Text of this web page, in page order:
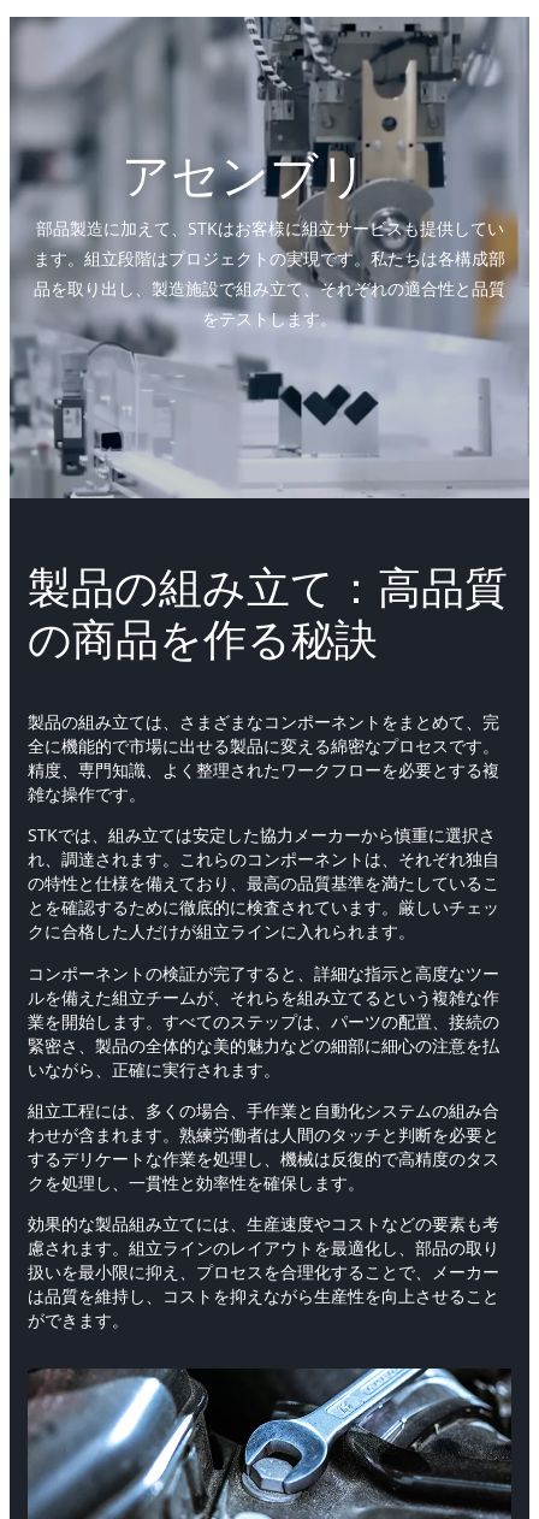
アセンブリ
部品製造に加えて、STKはお客様に組立サービスも提供してい
ます。組立段階はプロジェクトの実現です。私たちは各構成部
品を取り出し、製造施設で組み立て、それぞれの適合性と品質
をテストします。
製品の組み立て：高品質
の商品を作る秘訣
製品の組み立ては、さまざまなコンポーネントをまとめて、完
全に機能的で市場に出せる製品に変える綿密なプロセスです。
精度、専門知識、よく整理されたワークフローを必要とする複
雑な操作です。
STKでは、組み立ては安定した協力メーカーから慎重に選択さ
れ、調達されます。これらのコンポーネントは、それぞれ独自
の特性と仕様を備えており、最高の品質基準を満たしているこ
とを確認するために徹底的に検査されています。厳しいチェッ
クに合格した人だけが組立ラインに入れられます。
コンポーネントの検証が完了すると、詳細な指示と高度なツー
ルを備えた組立チームが、それらを組み立てるという複雑な作
業を開始します。すべてのステップは、パーツの配置、接続の
緊密さ、製品の全体的な美的魅力などの細部に細心の注意を払
いながら、正確に実行されます。
組立工程には、多くの場合、手作業と自動化システムの組み合
わせが含まれます。熟練労働者は人間のタッチと判断を必要と
するデリケートな作業を処理し、機械は反復的で高精度のタス
クを処理し、一貫性と効率性を確保します。
効果的な製品組み立てには、生産速度やコストなどの要素も考
慮されます。組立ラインのレイアウトを最適化し、部品の取り
扱いを最小限に抑え、プロセスを合理化することで、メーカー
は品質を維持し、コストを抑えながら生産性を向上させること
ができます。